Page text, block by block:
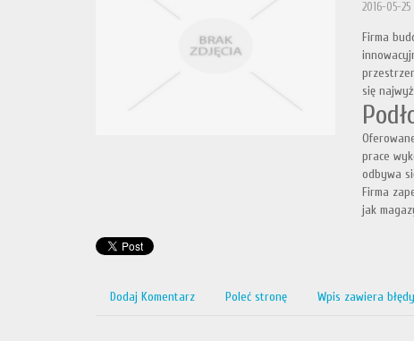
2016-05-25
Firma
się
prace
odbywa
Firma
jak
Dodaj Komentarz Poleć stronę Wpis zawiera błędy